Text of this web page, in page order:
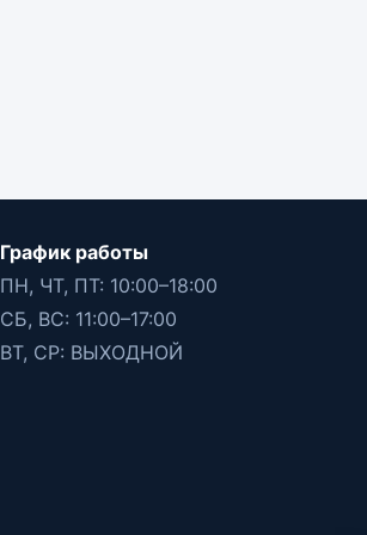
График работы
ПН, ЧТ, ПТ: 10:00–18:00
СБ, ВС: 11:00–17:00
ВТ, СР: ВЫХОДНОЙ